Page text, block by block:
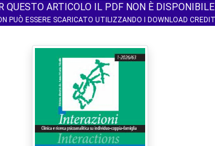
QUESTO ARTICOLO IL PDF NON È DISPONIBILE
PUÒ ESSERE SCARICATO UTILIZZANDO I DOWNLOAD CREDIT